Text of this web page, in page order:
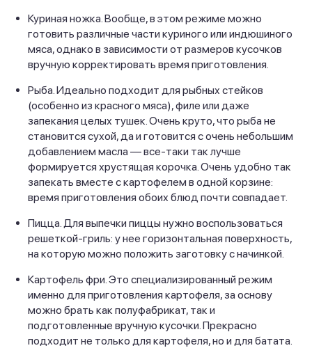
Куриная ножка. Вообще, в этом режиме можно
готовить различные части куриного или индюшиного
мяса, однако в зависимости от размеров кусочков
вручную корректировать время приготовления.
Рыба. Идеально подходит для рыбных стейков
(особенно из красного мяса), филе или даже
запекания целых тушек. Очень круто, что рыба не
становится сухой, да и готовится с очень небольшим
добавлением масла — все-таки так лучше
формируется хрустящая корочка. Очень удобно так
запекать вместе с картофелем в одной корзине:
время приготовления обоих блюд почти совпадает.
Пицца. Для выпечки пиццы нужно воспользоваться
решеткой-гриль: у нее горизонтальная поверхность,
на которую можно положить заготовку с начинкой.
Картофель фри. Это специализированный режим
именно для приготовления картофеля, за основу
можно брать как полуфабрикат, так и
подготовленные вручную кусочки. Прекрасно
подходит не только для картофеля, но и для батата.